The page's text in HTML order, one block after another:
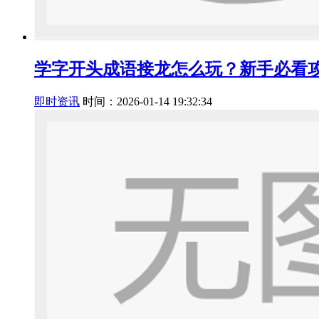
学字开头成语接龙怎么玩？新手必看
即时资讯 时间：2026-01-14 19:32:34